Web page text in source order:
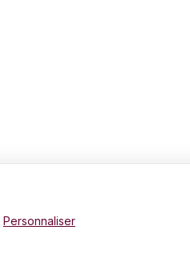
Personnaliser